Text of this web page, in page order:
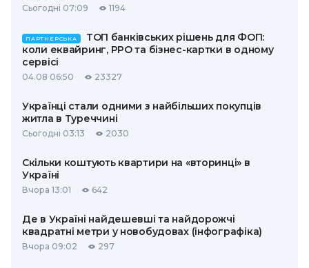
Сьогодні 07:09 1194
ПАРТНЕРСЬКА
ТОП банківських рішень для ФОП:
коли еквайринг, РРО та бізнес-картки в одному
сервісі
04.08 06:50 23327
Українці стали одними з найбільших покупців
житла в Туреччині
Сьогодні 03:13 2030
Скільки коштують квартири на «вторинці» в
Україні
Вчора 13:01 642
Де в Україні найдешевші та найдорожчі
квадратні метри у новобудовах (інфографіка)
Вчора 09:02 297